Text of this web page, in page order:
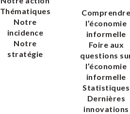
Thématiques
Notre
incidence
Notre
stratégie
l’économie
informelle
Foire aux
questions
l’économie
informelle
Statistiques
Dernières
innovations